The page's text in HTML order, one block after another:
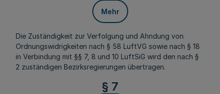
Mehr
Die Zuständigkeit zur Verfolgung und Ahndung von
Ordnungswidrigkeiten nach § 58 LuftVG sowie nach § 18
in Verbindung mit §§ 7, 8 und 10 LuftSiG wird den nach §
2 zuständigen Bezirksregierungen übertragen.
§ 7